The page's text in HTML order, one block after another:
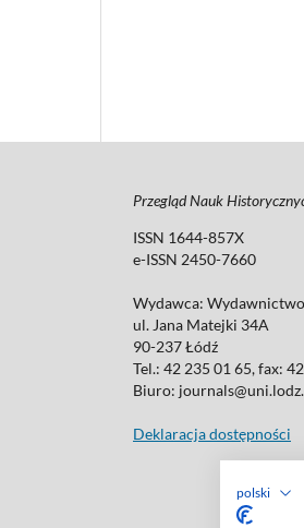
polski
Przegląd Nauk
ISSN 1644-857X
e-ISSN 2450-7660
Wydawca:
ul. Jana Matejki 34A
90-237 Łódź
Tel.: 42 235 01 65, fax:
Biuro:
Deklaracja dostępności